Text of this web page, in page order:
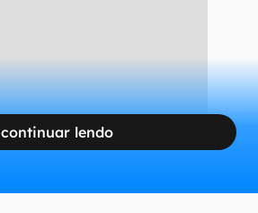
continuar lendo